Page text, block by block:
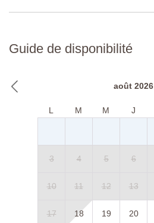
Guide de disponibilité
août 2026
L M M J
3 4 5 6
10 11 12 13
17 18 19 20